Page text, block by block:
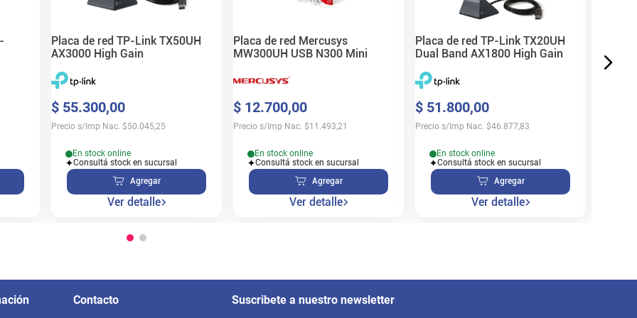
Placa de red TP-Link TX50UH
AX3000 High Gain
$ 55.300,00
Precio s/Imp Nac. $50.045,25
En stock online
Consultá stock en sucursal
Agregar
Ver detalle
Placa de red Mercusys
MW300UH USB N300 Mini
$ 12.700,00
Precio s/Imp Nac. $11.493,21
En stock online
Consultá stock en sucursal
Agregar
Ver detalle
Placa de red TP-Link TX20UH
Dual Band AX1800 High Gain
$ 51.800,00
Precio s/Imp Nac. $46.877,83
En stock online
Consultá stock en sucursal
Agregar
Ver detalle
Contacto Suscribete a nuestro newsletter